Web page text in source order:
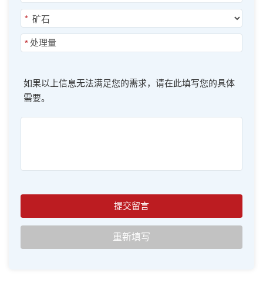
*
*
如果以上信息无法满足您的需求，请在此填写您的具体
需要。